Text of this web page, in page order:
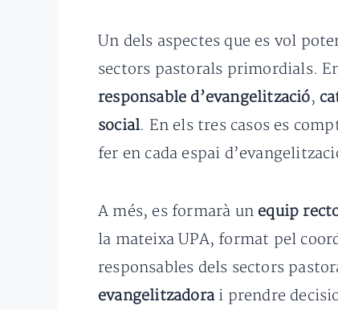
Un dels aspectes que es vol
sectors pastorals primordials.
responsable d’evangelització,
social. En els tres casos es
fer en cada espai
A més, es formarà un equip
la mateixa UPA, format pel
responsables dels sectors
evangelitzadorai prendre